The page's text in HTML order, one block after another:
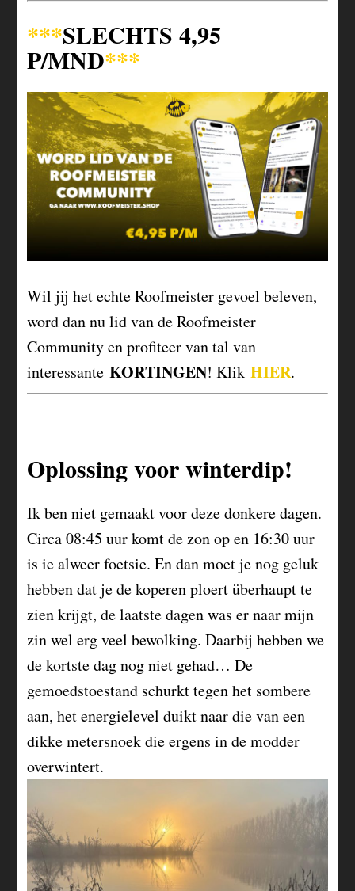
***SLECHTS4,95
P/MND***
Wil jij het echte Roofmeister gevoel beleven,
word dan nu lid van de Roofmeister
Community en profiteer van tal van
interessanteKORTINGEN! KlikHIER.
Oplossing voor winterdip!
Ik ben niet gemaakt voor deze donkere dagen.
Circa 08:45 uur komt de zon op en 16:30 uur
is ie alweer foetsie. En dan moet je nog geluk
hebben dat je de koperen ploert überhaupt te
zien krijgt, de laatste dagen was er naar mijn
zin wel erg veel bewolking. Daarbij hebben we
de kortste dag nog niet gehad… De
gemoedstoestand schurkt tegen het sombere
aan, het energielevel duikt naar die van een
dikke metersnoek die ergens in de modder
overwintert.